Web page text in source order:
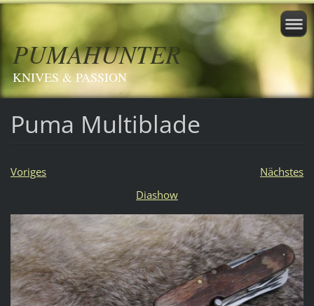
PUMAHUNTER
KNIVES & PASSION
Puma Multiblade
Voriges
Nächstes
Diashow